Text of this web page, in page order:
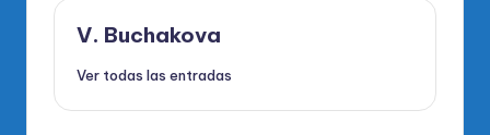
V. Buchakova
Ver todas las entradas